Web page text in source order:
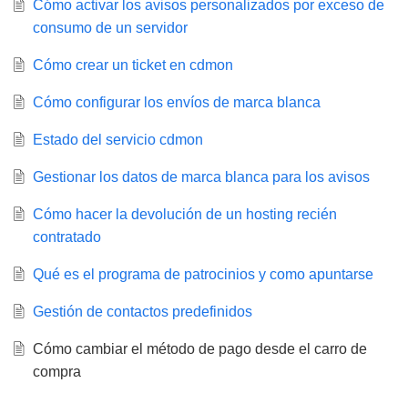
Cómo activar los avisos personalizados por exceso de
consumo de un servidor
Cómo crear un ticket en cdmon
Cómo configurar los envíos de marca blanca
Estado del servicio cdmon
Gestionar los datos de marca blanca para los avisos
Cómo hacer la devolución de un hosting recién
contratado
Qué es el programa de patrocinios y como apuntarse
Gestión de contactos predefinidos
Cómo cambiar el método de pago desde el carro de
compra